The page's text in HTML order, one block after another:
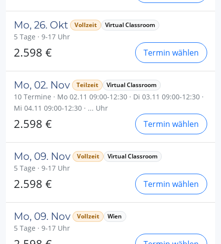
Mo, 26. Okt Vollzeit Virtual Classroom
5 Tage · 9-17 Uhr
2.598 € Termin wählen
Mo, 02. Nov Teilzeit Virtual Classroom
10 Termine · Mo 02.11 09:00-12:30 · Di 03.11 09:00-12:30 ·
Mi 04.11 09:00-12:30 · ... Uhr
2.598 € Termin wählen
Mo, 09. Nov Vollzeit Virtual Classroom
5 Tage · 9-17 Uhr
2.598 € Termin wählen
Mo, 09. Nov Vollzeit Wien
5 Tage · 9-17 Uhr